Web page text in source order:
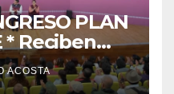
PLAN
de la
Gómez
ACOSTA